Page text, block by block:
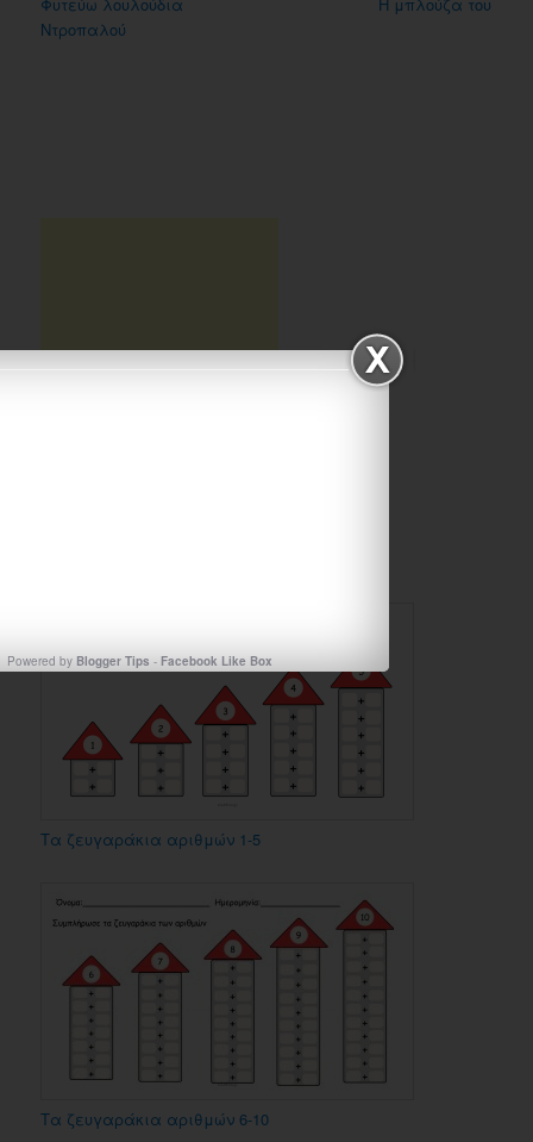
Φυτεύω λουλούδια
Η μπλούζα του
Ντροπαλού
Τα ζευγαράκια αριθμών 1-5
Τα ζευγαράκια αριθμών 6-10
Powered by Blogger Tips - Facebook Like Box